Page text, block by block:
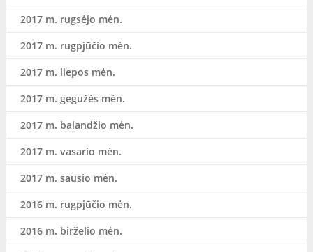
2017 m. rugsėjo mėn.
2017 m. rugpjūčio mėn.
2017 m. liepos mėn.
2017 m. gegužės mėn.
2017 m. balandžio mėn.
2017 m. vasario mėn.
2017 m. sausio mėn.
2016 m. rugpjūčio mėn.
2016 m. birželio mėn.